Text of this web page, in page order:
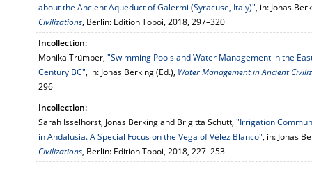
about the Ancient Aqueduct of Galermi (Syracuse, Italy)", in: Jonas
Civilizations, Berlin: Edition Topoi, 2018, 297–320
Incollection:
Monika Trümper, "Swimming Pools and Water Management in the
Century BC", in: Jonas Berking (Ed.), Water Management in Ancient
296
Incollection:
Sarah Isselhorst, Jonas Berking and Brigitta Schütt, "Irrigation
in Andalusia. A Special Focus on the Vega of Vélez Blanco", in: Jonas
Civilizations, Berlin: Edition Topoi, 2018, 227–253